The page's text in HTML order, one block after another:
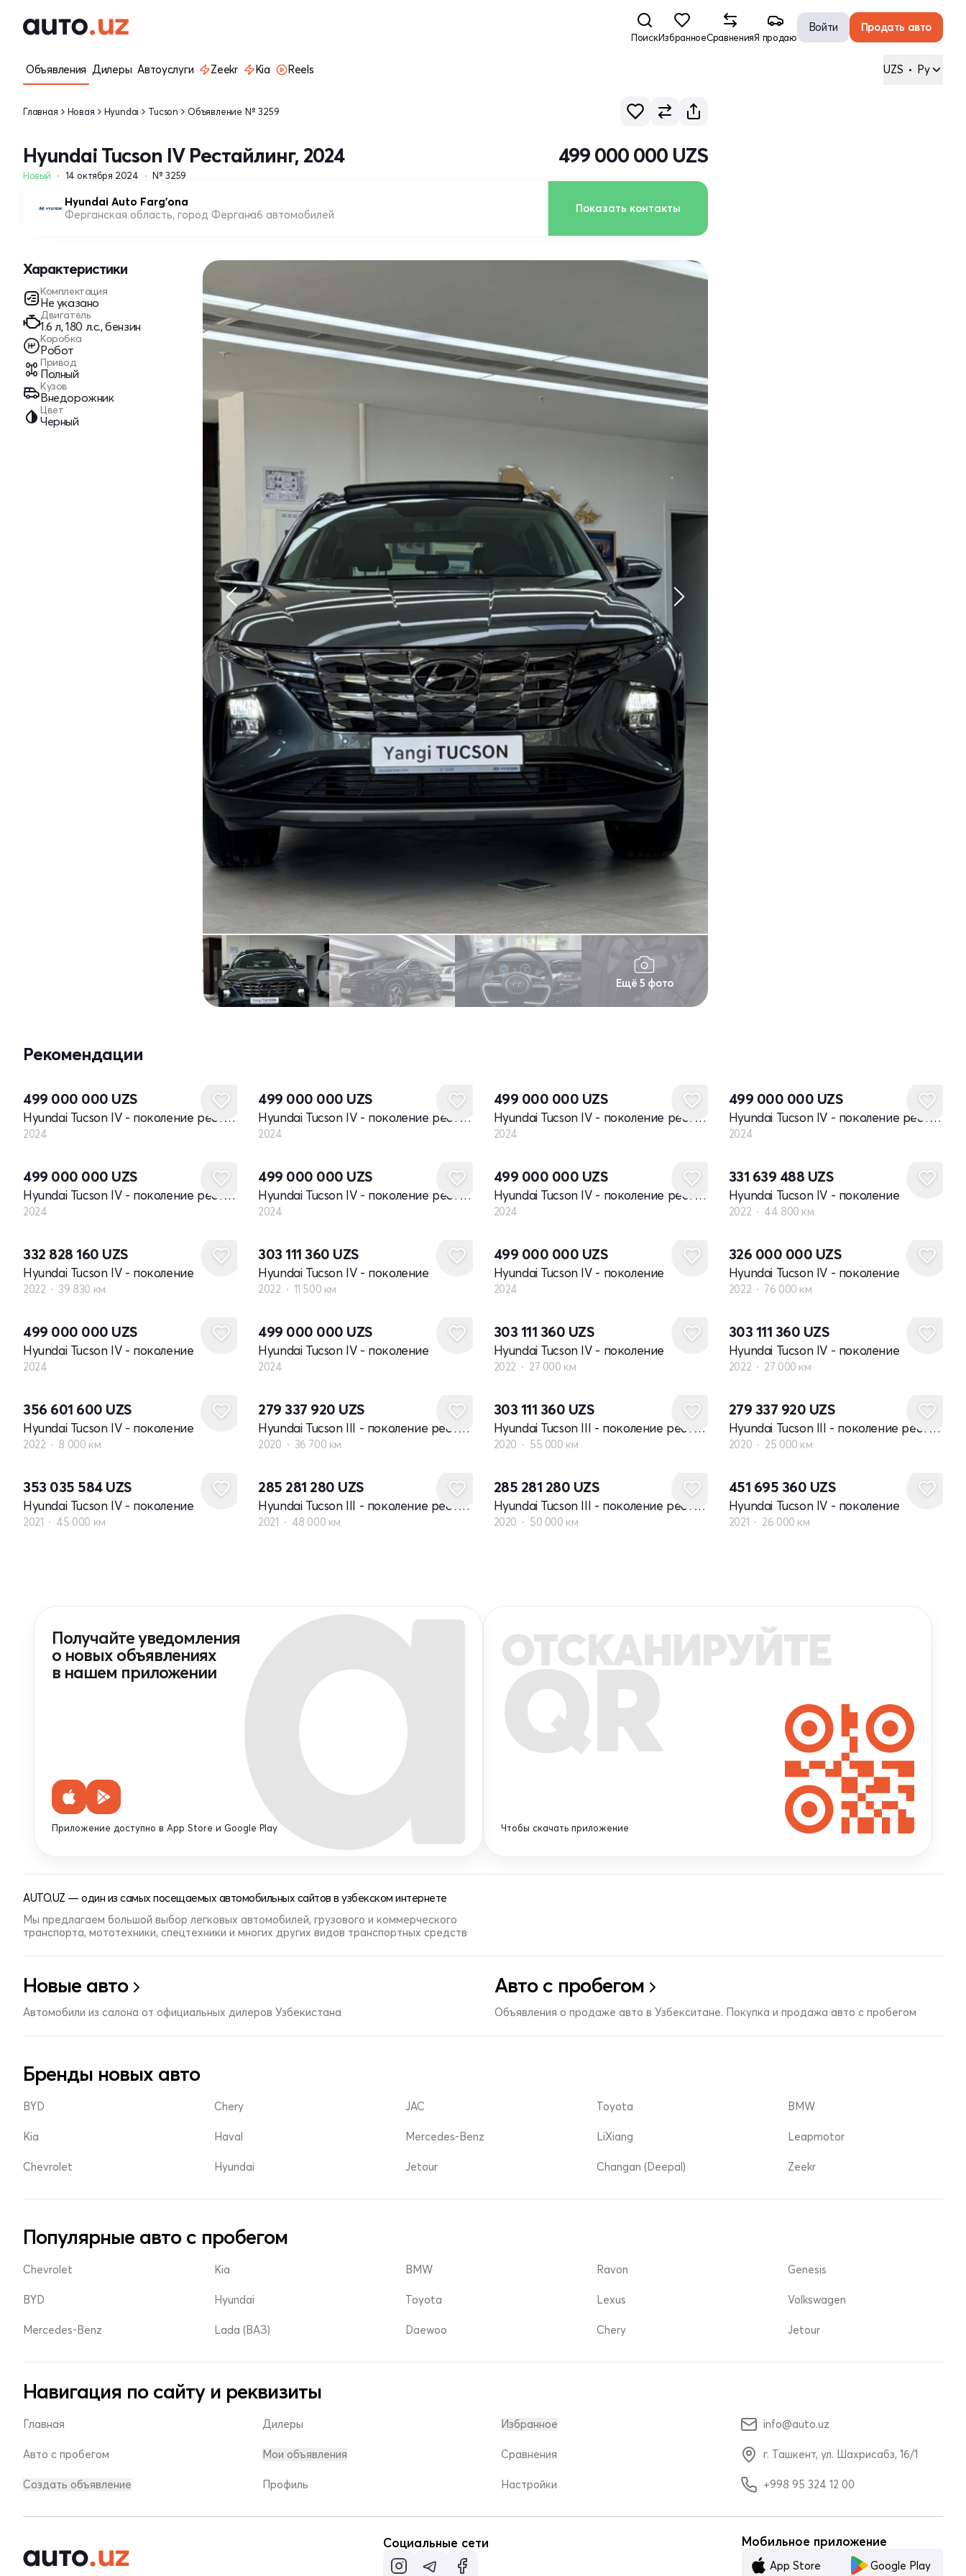
ПоискИзбранноеСравненияЯ продаю
Войти Продать авто
Объявления Дилеры Автоуслуги Zeekr Kia Reels UZS • Ру
Главная Новая Hyundai Tucson Объявление № 3259
Hyundai Tucson IV Рестайлинг, 2024
Новый 14 октября 2024 № 3259
499 000 000 UZS
Hyundai Auto Farg'ona
Ферганская область, город Фергана6 автомобилей Показать контакты
Характеристики
Комплектация
Не указано
Двигатель
1.6 л, 180 л.с., бензин
Коробка
Робот
Привод
Полный
Кузов
Внедорожник
Цвет
Черный
Ещё 5 фото
Рекомендации
499 000 000 UZS
Hyundai Tucson IV - поколение рестайлинг
2024
499 000 000 UZS
Hyundai Tucson IV - поколение рестайлинг
2024
499 000 000 UZS
Hyundai Tucson IV - поколение рестайлинг
2024
499 000 000 UZS
Hyundai Tucson IV - поколение рестайлинг
2024
499 000 000 UZS
Hyundai Tucson IV - поколение рестайлинг
2024
499 000 000 UZS
Hyundai Tucson IV - поколение рестайлинг
2024
499 000 000 UZS
Hyundai Tucson IV - поколение рестайлинг
2024
331 639 488 UZS
Hyundai Tucson IV - поколение
2022 44 800 км
332 828 160 UZS
Hyundai Tucson IV - поколение
2022 39 830 км
303 111 360 UZS
Hyundai Tucson IV - поколение
2022 11 500 км
499 000 000 UZS
Hyundai Tucson IV - поколение
2024
326 000 000 UZS
Hyundai Tucson IV - поколение
2022 76 000 км
499 000 000 UZS
Hyundai Tucson IV - поколение
2024
499 000 000 UZS
Hyundai Tucson IV - поколение
2024
303 111 360 UZS
Hyundai Tucson IV - поколение
2022 27 000 км
303 111 360 UZS
Hyundai Tucson IV - поколение
2022 27 000 км
356 601 600 UZS
Hyundai Tucson IV - поколение
2022 8 000 км
279 337 920 UZS
Hyundai Tucson III - поколение рестайлинг
2020 36 700 км
303 111 360 UZS
Hyundai Tucson III - поколение рестайлинг
2020 55 000 км
279 337 920 UZS
Hyundai Tucson III - поколение рестайлинг
2020 25 000 км
353 035 584 UZS
Hyundai Tucson IV - поколение
2021 45 000 км
285 281 280 UZS
Hyundai Tucson III - поколение рестайлинг
2021 48 000 км
285 281 280 UZS
Hyundai Tucson III - поколение рестайлинг
2020 50 000 км
451 695 360 UZS
Hyundai Tucson IV - поколение
2021 26 000 км
Получайте уведомления
о новых объявлениях
в нашем приложении
Приложение доступно в App Store и Google Play
ОТСКАНИРУЙТЕ
QR
Чтобы скачать приложение
AUTO.UZ — один из самых посещаемых автомобильных сайтов в узбекском интернете
Мы предлагаем большой выбор легковых автомобилей, грузового и коммерческого
транспорта, мототехники, спецтехники и многих других видов транспортных средств
Новые авто
Автомобили из салона от официальных дилеров Узбекистана
Авто с пробегом
Объявления о продаже авто в Узбекситане. Покупка и продажа авто с пробегом
Бренды новых авто
BYD
Kia
Chevrolet
Chery
Haval
Hyundai
JAC
Mercedes-Benz
Jetour
Toyota
LiXiang
Changan (Deepal)
BMW
Leapmotor
Zeekr
Популярные авто с пробегом
Chevrolet
BYD
Mercedes-Benz
Kia
Hyundai
Lada (ВАЗ)
BMW
Toyota
Daewoo
Ravon
Lexus
Chery
Genesis
Volkswagen
Jetour
Навигация по сайту и реквизиты
Главная
Авто с пробегом
Создать объявление
Дилеры
Мои объявления
Профиль
Избранное
Сравнения
Настройки
info@auto.uz
г. Ташкент, ул. Шахрисабз, 16/1
+998 95 324 12 00
Социальные сети Мобильное приложение
App Store Google Play